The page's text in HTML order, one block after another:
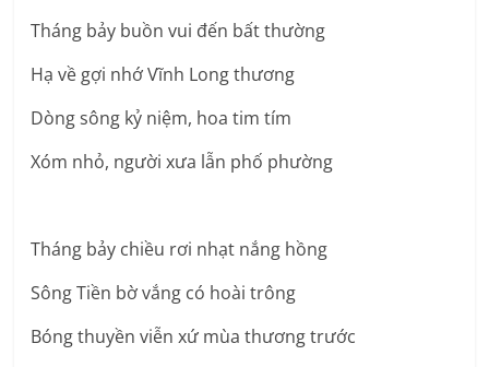
Tháng bảy buồn vui đến bất thường
Hạ về gợi nhớ Vĩnh Long thương
Dòng sông kỷ niệm, hoa tim tím
Xóm nhỏ, người xưa lẫn phố phường
Tháng bảy chiều rơi nhạt nắng hồng
Sông Tiền bờ vắng có hoài trông
Bóng thuyền viễn xứ mùa thương trước